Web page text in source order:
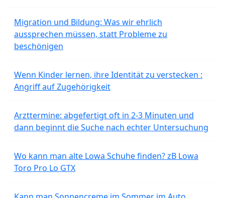
Migration und Bildung: Was wir ehrlich
aussprechen müssen, statt Probleme zu
beschönigen
Wenn Kinder lernen, ihre Identität zu verstecken :
Angriff auf Zugehörigkeit
Arzttermine: abgefertigt oft in 2-3 Minuten und
dann beginnt die Suche nach echter Untersuchung
Wo kann man alte Lowa Schuhe finden? zB Lowa
Toro Pro Lo GTX